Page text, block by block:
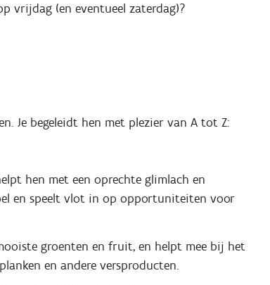
vrijdag (en eventueel zaterdag)?
Je begeleidt hen met plezier van A tot Z:
hen met een oprechte glimlach en
en speelt vlot in op opportuniteiten voor
groenten en fruit, en helpt mee bij het
en andere versproducten.